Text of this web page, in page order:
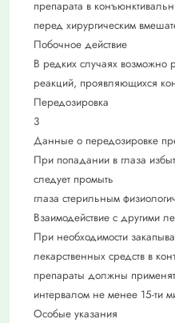
препарата в
перед хирургическим
Побочное действие
В редких случаях возможно
реакций, проявляющихся
Передозировка
3
Данные о передозировке
При попадании в глаза
следует промыть
глаза стерильным
Взаимодействие с другими
При необходимости
лекарственных средств в
препараты должны
интервалом не менее 15-ти
Особые указания